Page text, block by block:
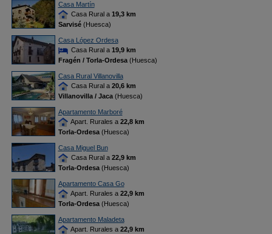
Casa Martín
Casa Rural a 19,3 km
Sarvisé(Huesca)
Casa López Ordesa
Casa Rural a 19,9 km
Fragén / Torla-Ordesa(Huesca)
Casa Rural Villanovilla
Casa Rural a 20,6 km
Villanovilla / Jaca(Huesca)
Apartamento Marboré
Apart. Rurales a 22,8 km
Torla-Ordesa(Huesca)
Casa Miguel Bun
Casa Rural a 22,9 km
Torla-Ordesa(Huesca)
Apartamento Casa Go
Apart. Rurales a 22,9 km
Torla-Ordesa(Huesca)
Apartamento Maladeta
Apart. Rurales a 22,9 km